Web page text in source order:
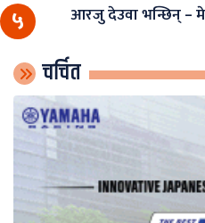
५ आरजु देउवा भन्छिन् –
चर्चित